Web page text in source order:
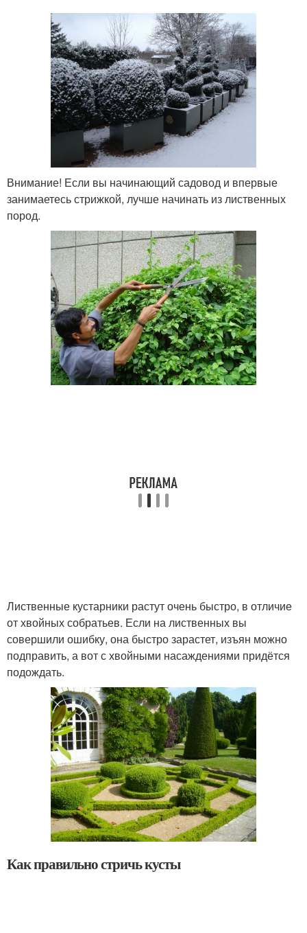
Внимание! Если вы начинающий садовод и впервые
занимаетесь стрижкой, лучше начинать из лиственных
пород.
Лиственные кустарники растут очень быстро, в отличие
от хвойных собратьев. Если на лиственных вы
совершили ошибку, она быстро зарастет, изъян можно
подправить, а вот с хвойными насаждениями придётся
подождать.
Как правильно стричь кусты